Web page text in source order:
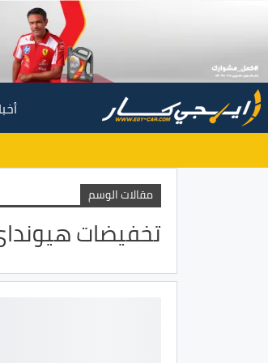
مقالات الوسم
تخفيضات